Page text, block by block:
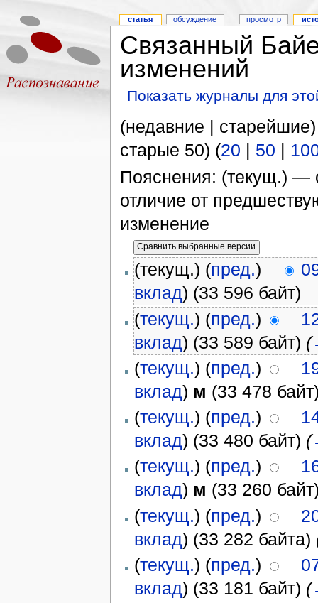
Связанный
изменений
Показать журналы для
(недавние |
старые 50) (20 | 50 |
Пояснения: (текущ.) —
отличие от
изменение
(текущ.) (пред.)
вклад) (33 596 байт)
(текущ.) (пред.)
вклад) (33 589 байт) (
(текущ.) (пред.)
вклад) м (33 478
(текущ.) (пред.)
вклад) (33 480 байт) (
(текущ.) (пред.)
вклад) м (33 260
(текущ.) (пред.)
вклад) (33 282 байта)
(текущ.) (пред.)
вклад) (33 181 байт) (
статья обсуждение просмотр